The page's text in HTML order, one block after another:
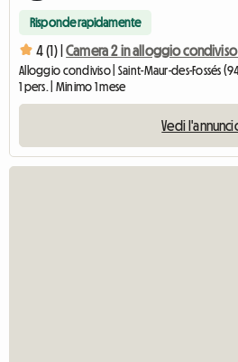
Risponde rapidamente
4 (1) |
Alloggio condiviso | Saint-Maur-des-Fossés
1 pers. | Minimo 1 mese
Vedi